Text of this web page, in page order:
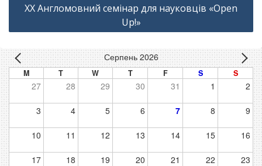
ХХ Англомовний семінар для науковців «Open
Up!»
Серпень 2026
M T W T F S S
27 28 29 30 31 1 2
3 4 5 6 7 8 9
10 11 12 13 14 15 16
17 18 19 20 21 22 23